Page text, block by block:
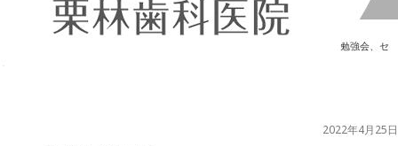
勉強会、セ
2022年4月25日